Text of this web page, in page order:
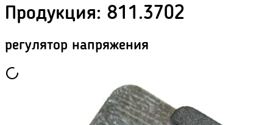
Продукция: 811.3702
регулятор напряжения